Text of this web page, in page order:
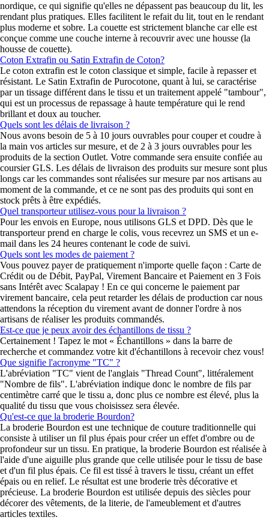
nordique, ce qui signifie qu'elles ne dépassent pas beaucoup du lit, les
rendant plus pratiques. Elles facilitent le refait du lit, tout en le rendant
plus moderne et sobre. La couette est strictement blanche car elle est
conçue comme une couche interne à recouvrir avec une housse (la
housse de couette).
Coton Extrafin ou Satin Extrafin de Coton?
Le coton extrafin est le coton classique et simple, facile à repasser et
résistant. Le Satin Extrafin de Purocotone, quant à lui, se caractérise
par un tissage différent dans le tissu et un traitement appelé "tambour",
qui est un processus de repassage à haute température qui le rend
brillant et doux au toucher.
Quels sont les délais de livraison ?
Nous avons besoin de 5 à 10 jours ouvrables pour couper et coudre à
la main vos articles sur mesure, et de 2 à 3 jours ouvrables pour les
produits de la section Outlet. Votre commande sera ensuite confiée au
coursier GLS. Les délais de livraison des produits sur mesure sont plus
longs car les commandes sont réalisées sur mesure par nos artisans au
moment de la commande, et ce ne sont pas des produits qui sont en
stock prêts à être expédiés.
Quel transporteur utilisez-vous pour la livraison ?
Pour les envois en Europe, nous utilisons GLS et DPD. Dès que le
transporteur prend en charge le colis, vous recevrez un SMS et un e-
mail dans les 24 heures contenant le code de suivi.
Quels sont les modes de paiement ?
Vous pouvez payer de pratiquement n'importe quelle façon : Carte de
Crédit ou de Débit, PayPal, Virement Bancaire et Paiement en 3 Fois
sans Intérêt avec Scalapay ! En ce qui concerne le paiement par
virement bancaire, cela peut retarder les délais de production car nous
attendons la réception du virement avant de donner l'ordre à nos
artisans de réaliser les produits commandés.
Est-ce que je peux avoir des échantillons de tissu ?
Certainement ! Tapez le mot « Échantillons » dans la barre de
recherche et commandez votre kit d'échantillons à recevoir chez vous!
Que signifie l'acronyme "TC" ?
L'abréviation "TC" vient de l'anglais "Thread Count", littéralement
"Nombre de fils". L'abréviation indique donc le nombre de fils par
centimètre carré que le tissu a, donc plus ce nombre est élevé, plus la
qualité du tissu que vous choisissez sera élevée.
Qu'est-ce que la broderie Bourdon?
La broderie Bourdon est une technique de couture traditionnelle qui
consiste à utiliser un fil plus épais pour créer un effet d'ombre ou de
profondeur sur un tissu. En pratique, la broderie Bourdon est réalisée à
l'aide d'une aiguille plus grande que celle utilisée pour le tissu de base
et d'un fil plus épais. Ce fil est tissé à travers le tissu, créant un effet
épais ou en relief. Le résultat est une broderie très décorative et
précieuse. La broderie Bourdon est utilisée depuis des siècles pour
décorer des vêtements, de la literie, de l'ameublement et d'autres
articles textiles.